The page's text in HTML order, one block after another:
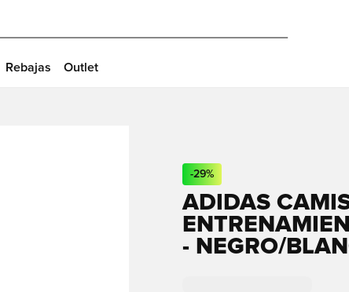
Rebajas Outlet
-29%
ADIDAS
- NEGRO/